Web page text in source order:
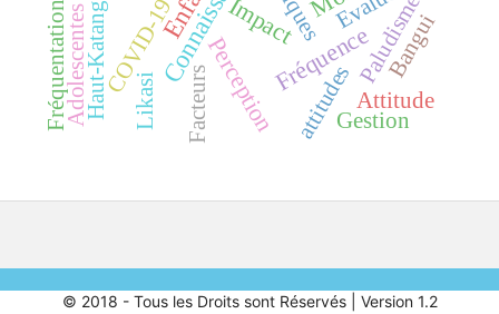
Impact
PerceptionFréquence
attitudes
Paludisme
COVID-19
Haut-Katanga Facteurs Attitude
Adolescentes Gestion
Likasi
Bangui
© 2018 - Tous les Droits sont Réservés | Version 1.2